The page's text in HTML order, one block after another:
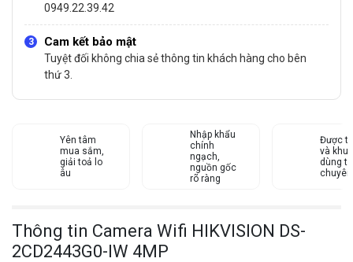
0949.22.39.42
Cam kết bảo mật
Tuyệt đối không chia sẻ thông tin khách hàng cho bên
thứ 3.
Yên tâm
mua sắm,
giải toả lo
âu
Nhập khẩu
chính
ngạch,
nguồn gốc
rõ ràng
Được
và
dùng từ
Thông tin Camera Wifi HIKVISION DS-
2CD2443G0-IW 4MP